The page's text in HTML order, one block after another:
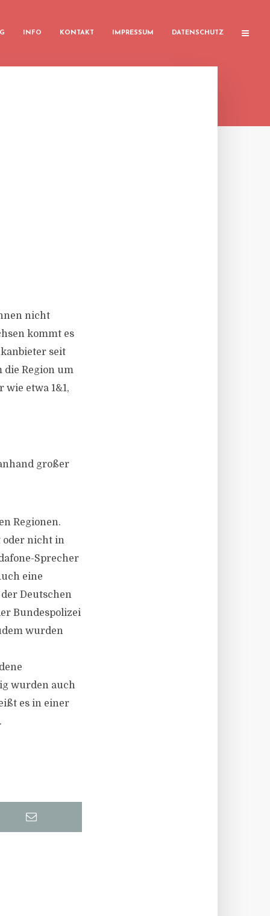
INFO KONTAKT IMPRESSUM DATENSCHUTZ
nicht
kommt es
seit
die Region um
etwa 1&1,
großer
Regionen.
oder nicht in
Sprecher
eine
Deutschen
Bundespolizei
wurden
wurden auch
es in einer